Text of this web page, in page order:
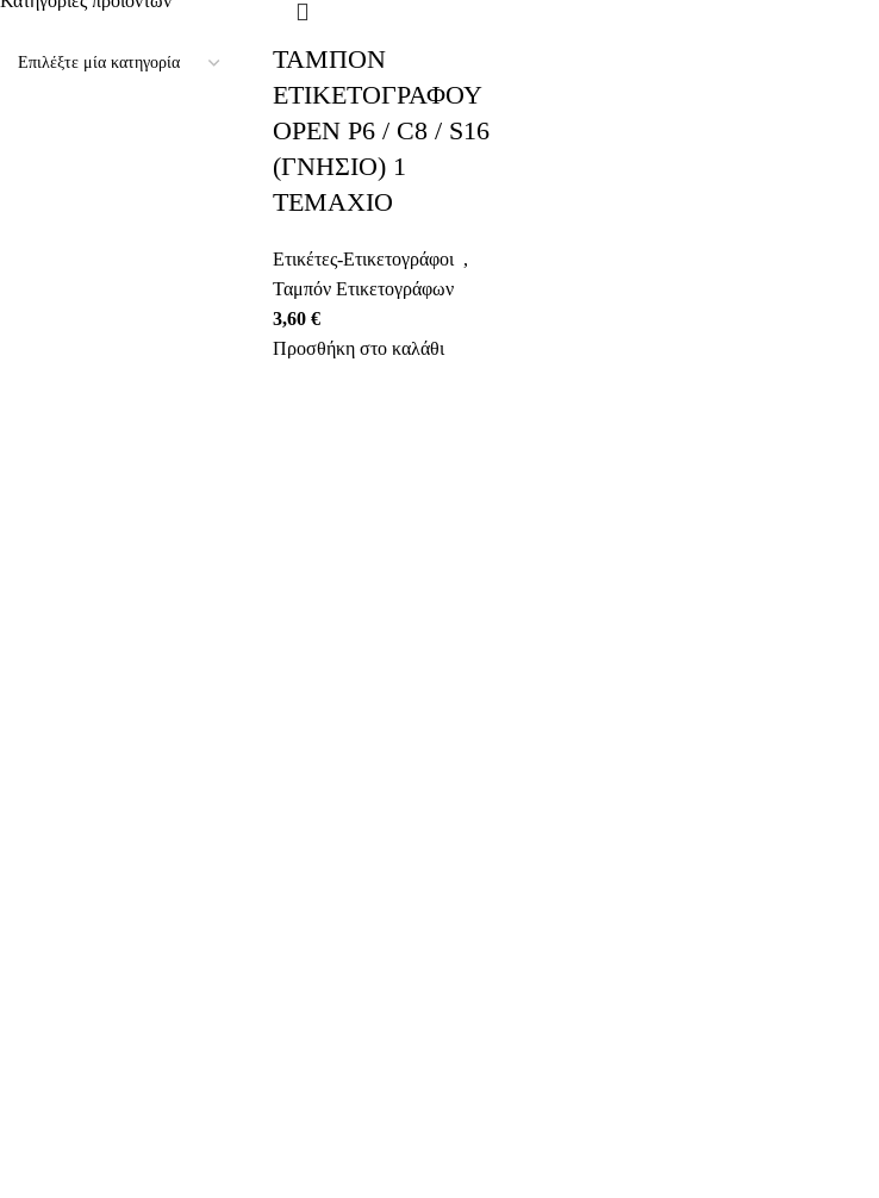
ΤΑΜΠΟΝ
ΕΤΙΚΕΤΟΓΡΑΦΟΥ
OPEN P6 / C8 / S16
(ΓΝΗΣΙΟ) 1
ΤΕΜΑΧΙΟ
Ετικέτες-Ετικετογράφοι ,
Ταμπόν Ετικετογράφων
3,60 €
Προσθήκη στο καλάθι